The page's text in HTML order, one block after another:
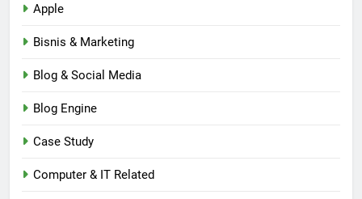
Apple
Bisnis & Marketing
Blog & Social Media
Blog Engine
Case Study
Computer & IT Related